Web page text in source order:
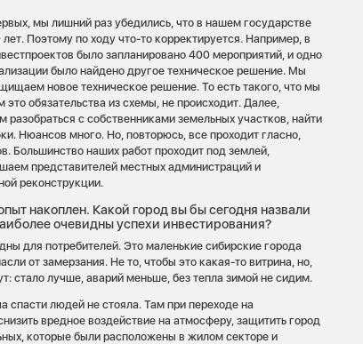
мы лишний раз убедились, что в нашем государстве
Поэтому по ходу что-то корректируется. Например, в
было запланировано 400 мероприятий, и одно
было найдено другое техническое решение. Мы
новое техническое решение. То есть такого, что мы
обязательства из схемы, не происходит. Далее,
с собственниками земельных участков, найти
Нюансов много. Но, повторюсь, все проходит гласно,
Большинство наших работ проходит под землей,
представителей местных администраций и
реконструкции.
накоплен. Какой город вы бы сегодня назвали
очевидны успехи инвестирования?
для потребителей. Это маленькие сибирские города
от замерзания. Не то, чтобы это какая-то витрина, но,
стало лучше, аварий меньше, без тепла зимой не сидим.
спасти людей не стояла. Там при переходе на
вредное воздействие на атмосферу, защитить город
которые были расположены в жилом секторе и